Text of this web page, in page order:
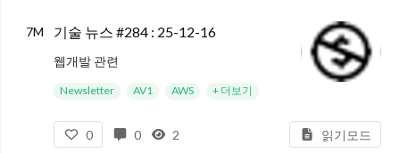
7M 기술 뉴스 #284 : 25-12-16
웹개발 관련
Critical Security Vulnerability in React Server Components : 지난 29일 Lachlan Davidson이 React에서 인증 없이도 원격 코드를 실행할 수 있는 취약점을
Newsletter AV1 AWS + 더보기
0 0 2 읽기모드